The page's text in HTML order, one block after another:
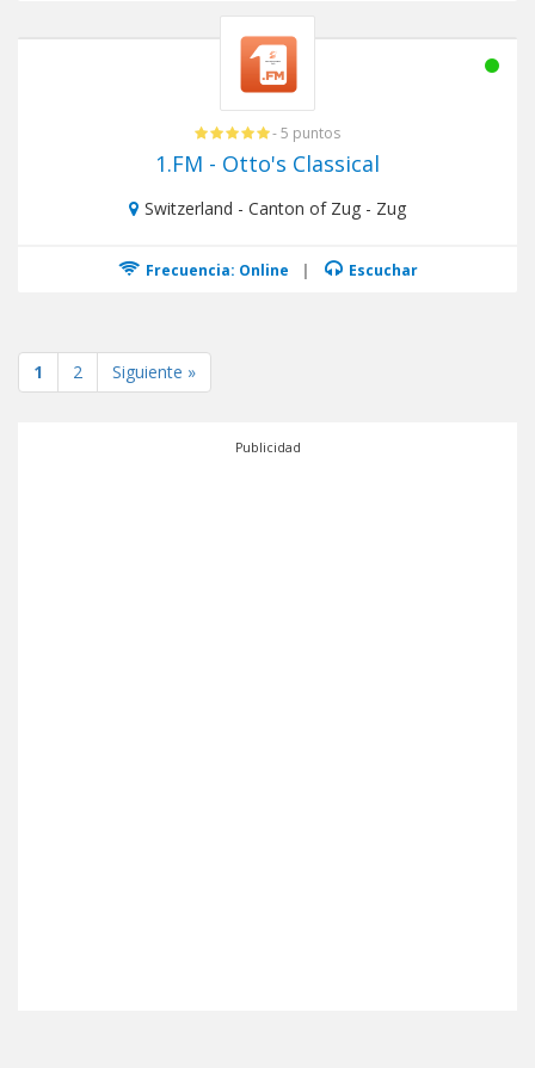
- 5 puntos
1.FM - Otto's Classical
Switzerland - Canton of Zug - Zug
Frecuencia: Online | Escuchar
1 2 Siguiente »
Publicidad